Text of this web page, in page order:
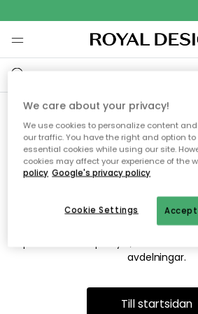
Vi hittar tyvärr
söker
Detta kan bero på att sidan inte
flyttats. Vi ber om ursäkt för besväret.
prova att söka på nytt, eller besöka
avdelningar.
Till startsidan
We care about your privacy!
We use cookies to personalize content
our traffic. You have the right and option
essential cookies while using our site.
cookies may affect your experience of the
policy Google's privacy policy
Cookie Settings